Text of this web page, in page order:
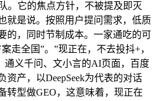
。它的焦点方针，不被提及即灭
就是说。按照用户提问需求，低质
的，同时节制成本。一家通吃的可
走全国”。”现正在，不去投抖+，
通义千问、文小言的AI页面，百度
资产，以DeepSeek为代表的对话
转型做GEO，这意味着，现正在